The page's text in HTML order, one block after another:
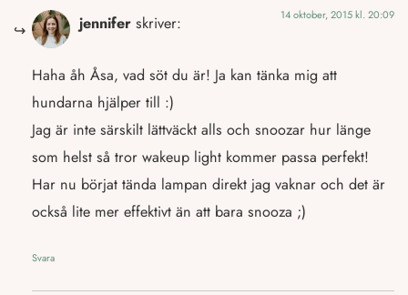
jennifer skriver: 14 oktober, 2015 kl. 20:09
Haha åh Åsa, vad söt du är! Ja kan tänka mig att
hundarna hjälper till :)
Jag är inte särskilt lättväckt alls och snoozar hur länge
som helst så tror wakeup light kommer passa perfekt!
Har nu börjat tända lampan direkt jag vaknar och det är
också lite mer effektivt än att bara snooza ;)
Svara